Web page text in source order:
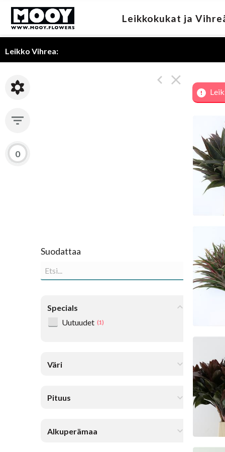
Leikkokukat ja
Leikko Vihrea:
0
Suodattaa
Specials
Uutuudet (1)
Väri
Pituus
Alkuperämaa